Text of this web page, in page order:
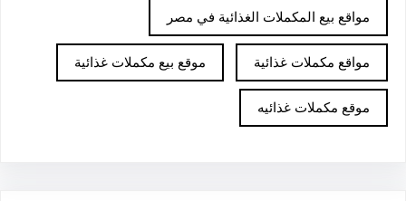
مواقع بيع المكملات الغذائية في مصر
مواقع مكملات غذائية موقع بيع مكملات غذائية
موقع مكملات غذائيه